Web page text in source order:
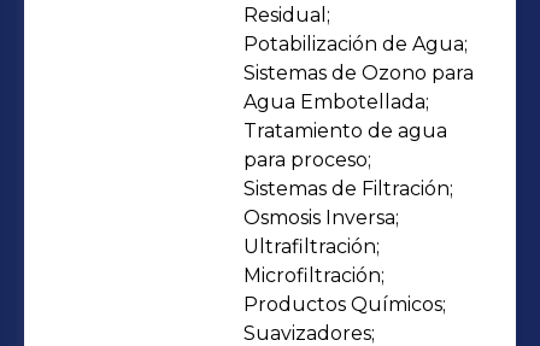
PMI. Ofrecemos una amplia gama de
tecnologías para tratamiento de
aguas de proceso, potabilización,
además fabricamos coagulantes de
alta eficiencia, como el hidroxicloruro
de aluminio (ACH) y otras
especialidades químicas utilizando
aluminio reciclado, contribuyendo a
la sostenibilidad industrial y
Residual;
Potabilización de Agua;
Sistemas de Ozono para
Agua Embotellada;
Tratamiento de agua
para proceso;
Sistemas de Filtración;
Osmosis Inversa;
Ultrafiltración;
Microfiltración;
Productos Químicos;
Suavizadores;